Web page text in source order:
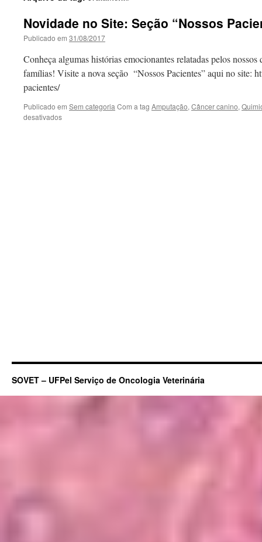
Novidade no Site: Seção “Nossos
Publicado em 31/08/2017
Conheça algumas histórias emocionantes relatadas pelos nossos
famílias! Visite a nova seção “Nossos Pacientes” aqui no site:
pacientes/
Publicado em Sem categoria Com a tag Amputação, Câncer canino,
desativadosem
SOVET – UFPel Serviço de Oncologia Veterinária